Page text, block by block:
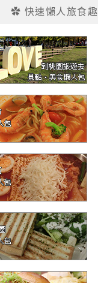
✿ 快速懶人旅食趣